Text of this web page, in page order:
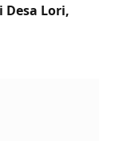
Desa Lori,